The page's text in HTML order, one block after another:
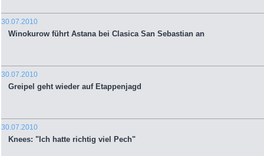
30.07.2010
Winokurow führt Astana bei Clasica San Sebastian an
30.07.2010
Greipel geht wieder auf Etappenjagd
30.07.2010
Knees: "Ich hatte richtig viel Pech"